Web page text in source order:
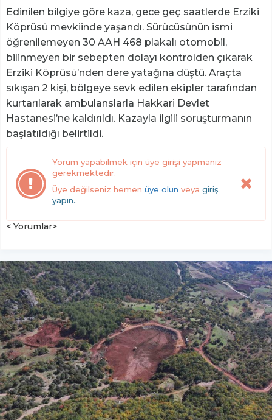
Edinilen bilgiye göre kaza, gece geç saatlerde Erziki
Köprüsü mevkiinde yaşandı. Sürücüsünün ismi
öğrenilemeyen 30 AAH 468 plakalı otomobil,
bilinmeyen bir sebepten dolayı kontrolden çıkarak
Erziki Köprüsü’nden dere yatağına düştü. Araçta
sıkışan 2 kişi, bölgeye sevk edilen ekipler tarafından
kurtarılarak ambulanslarla Hakkari Devlet
Hastanesi’ne kaldırıldı. Kazayla ilgili soruşturmanın
başlatıldığı belirtildi.
Yorum yapabilmek için üye girişi yapmanız
gerekmektedir.
Üye değilseniz hemen üye olun veya giriş
yapın..
< Yorumlar>